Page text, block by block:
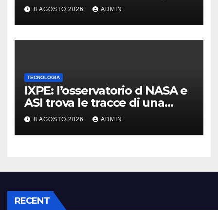
8 AGOSTO 2026 ADMIN
TECNOLOGIA
IXPE: l’osservatorio d NASA e
ASI trova le tracce di una
teoria formulata 90 anni fa
8 AGOSTO 2026 ADMIN
RECENT